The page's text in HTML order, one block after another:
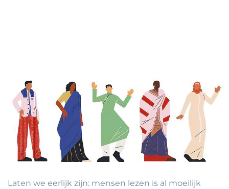
Laten we eerlijk zijn: mensen lezen is al moeilijk